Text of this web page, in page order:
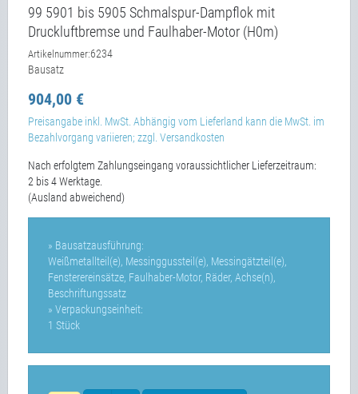
99 5901 bis 5905 Schmalspur-Dampflok mit
Druckluftbremse und Faulhaber-Motor (H0m)
Artikelnummer:6234
Bausatz
904,00 €
Preisangabe inkl. MwSt. Abhängig vom Lieferland kann die MwSt. im
Bezahlvorgang variieren; zzgl. Versandkosten
Nach erfolgtem Zahlungseingang voraussichtlicher Lieferzeitraum:
2 bis 4 Werktage.
(Ausland abweichend)
» Bausatzausführung:
Weißmetallteil(e), Messinggussteil(e), Messingätzteil(e),
Fensterereinsätze, Faulhaber-Motor, Räder, Achse(n),
Beschriftungssatz
» Verpackungseinheit:
1 Stück